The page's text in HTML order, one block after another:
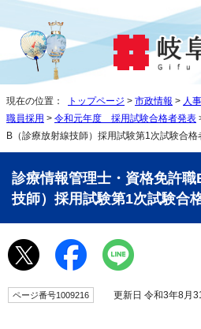
現在の位置： トップページ > 市政情報 > 人
職員採用 > 令和元年度 採用試験合格者発表
B（診療放射線技師）採用試験第1次試験合格
診療情報管理士・資格免許職
技師）採用試験第1次試験合
ページ番号1009216 更新日 令和3年8月